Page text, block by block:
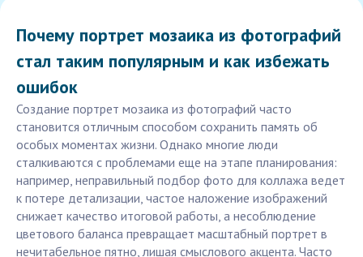
Почему портрет мозаика из фотографий
стал таким популярным и как избежать
ошибок
Создание портрет мозаика из фотографий часто
становится отличным способом сохранить память об
особых моментах жизни. Однако многие люди
сталкиваются с проблемами еще на этапе планирования:
например, неправильный подбор фото для коллажа ведет
к потере детализации, частое наложение изображений
снижает качество итоговой работы, а несоблюдение
цветового баланса превращает масштабный портрет в
нечитабельное пятно, лишая смыслового акцента. Часто